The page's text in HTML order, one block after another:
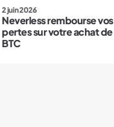
Actualités
2 juin 2026
Neverless rembourse vos
pertes sur votre achat de
BTC